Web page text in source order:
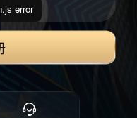
error